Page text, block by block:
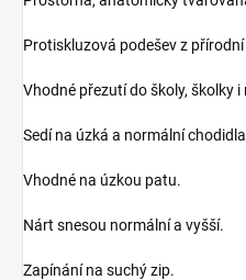
Protiskluzová podešev z přírodní
Vhodné přezutí do školy, školky i
Sedí na úzká a normální
Vhodné na úzkou patu.
Nárt snesou normální a vyšší.
Zapínání na suchý zip.